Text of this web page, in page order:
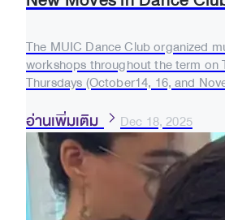
The MUIC Dance Club organized
workshops throughout the term on
Thursdays (October14, 16, and
อ่านเพิ่มเติม Dec 18, 2025